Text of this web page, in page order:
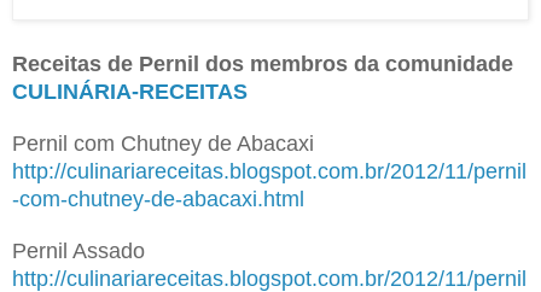
Receitas de Pernil dos membros da comunidade
CULINÁRIA-RECEITAS
Pernil com Chutney de Abacaxi
http://culinariareceitas.blogspot.com.br/2012/11/pernil
-com-chutney-de-abacaxi.html
Pernil Assado
http://culinariareceitas.blogspot.com.br/2012/11/pernil